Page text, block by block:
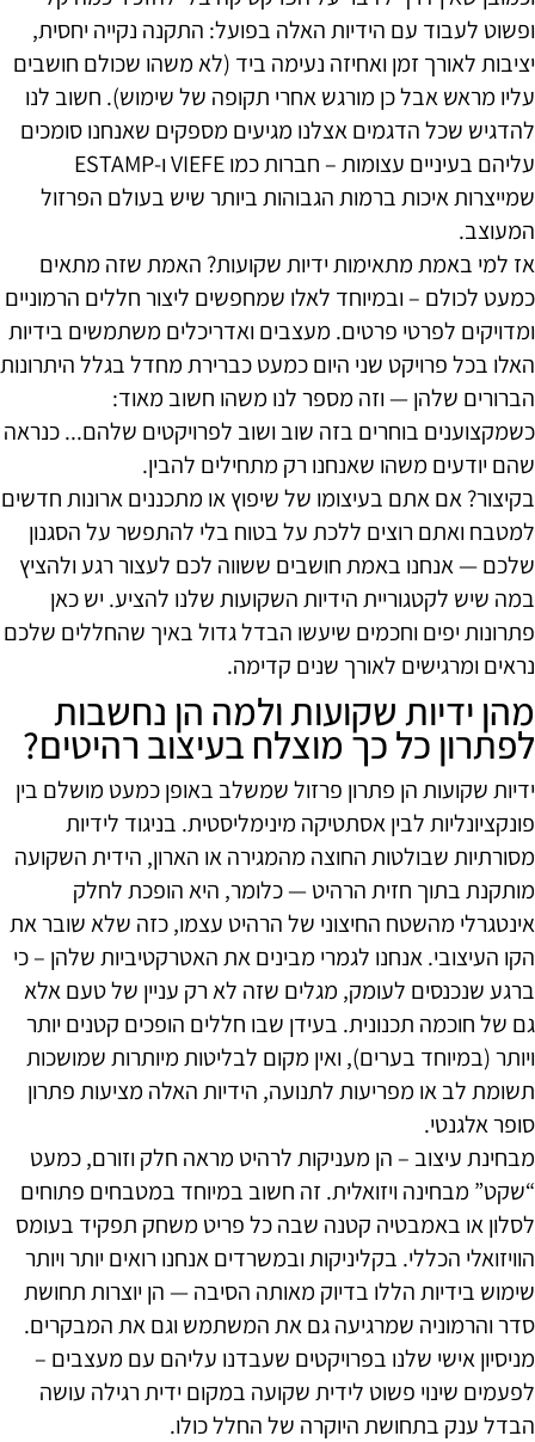
ופשוט לעבוד עם הידיות האלה בפועל: התקנה נקייה יחסית,
יציבות לאורך זמן ואחיזה נעימה ביד (לא משהו שכולם חושבים
עליו מראש אבל כן מורגש אחרי תקופה של שימוש). חשוב לנו
להדגיש שכל הדגמים אצלנו מגיעים מספקים שאנחנו סומכים
עליהם בעיניים עצומות – חברות כמו VIEFE ו-ESTAMP
שמייצרות איכות ברמות הגבוהות ביותר שיש בעולם הפרזול
המעוצב.
אז למי באמת מתאימות ידיות שקועות? האמת שזה מתאים
כמעט לכולם – ובמיוחד לאלו שמחפשים ליצור חללים הרמוניים
ומדויקים לפרטי פרטים. מעצבים ואדריכלים משתמשים בידיות
האלו בכל פרויקט שני היום כמעט כברירת מחדל בגלל היתרונות
הברורים שלהן — וזה מספר לנו משהו חשוב מאוד:
כשמקצוענים בוחרים בזה שוב ושוב לפרויקטים שלהם... כנראה
שהם יודעים משהו שאנחנו רק מתחילים להבין.
בקיצור? אם אתם בעיצומו של שיפוץ או מתכננים ארונות חדשים
למטבח ואתם רוצים ללכת על בטוח בלי להתפשר על הסגנון
שלכם — אנחנו באמת חושבים ששווה לכם לעצור רגע ולהציץ
במה שיש לקטגוריית הידיות השקועות שלנו להציע. יש כאן
פתרונות יפים וחכמים שיעשו הבדל גדול באיך שהחללים שלכם
נראים ומרגישים לאורך שנים קדימה.
מהן ידיות שקועות ולמה הן נחשבות
לפתרון כל כך מוצלח בעיצוב רהיטים?
ידיות שקועות הן פתרון פרזול שמשלב באופן כמעט מושלם בין
פונקציונליות לבין אסתטיקה מינימליסטית. בניגוד לידיות
מסורתיות שבולטות החוצה מהמגירה או הארון, הידית השקועה
מותקנת בתוך חזית הרהיט — כלומר, היא הופכת לחלק
אינטגרלי מהשטח החיצוני של הרהיט עצמו, כזה שלא שובר את
הקו העיצובי. אנחנו לגמרי מבינים את האטרקטיביות שלהן – כי
ברגע שנכנסים לעומק, מגלים שזה לא רק עניין של טעם אלא
גם של חוכמה תכנונית. בעידן שבו חללים הופכים קטנים יותר
ויותר (במיוחד בערים), ואין מקום לבליטות מיותרות שמושכות
תשומת לב או מפריעות לתנועה, הידיות האלה מציעות פתרון
סופר אלגנטי.
מבחינת עיצוב – הן מעניקות לרהיט מראה חלק וזורם, כמעט
“שקט” מבחינה ויזואלית. זה חשוב במיוחד במטבחים פתוחים
לסלון או באמבטיה קטנה שבה כל פריט משחק תפקיד בעומס
הוויזואלי הכללי. בקליניקות ובמשרדים אנחנו רואים יותר ויותר
שימוש בידיות הללו בדיוק מאותה הסיבה — הן יוצרות תחושת
סדר והרמוניה שמרגיעה גם את המשתמש וגם את המבקרים.
מניסיון אישי שלנו בפרויקטים שעבדנו עליהם עם מעצבים –
לפעמים שינוי פשוט לידית שקועה במקום ידית רגילה עושה
הבדל ענק בתחושת היוקרה של החלל כולו.